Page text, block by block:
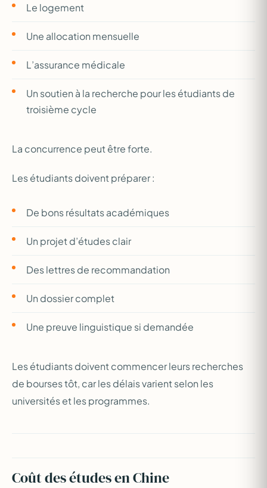
Le logement
Une allocation mensuelle
L’assurance médicale
Un soutien à la recherche pour les étudiants de
troisième cycle
La concurrence peut être forte.
Les étudiants doivent préparer :
De bons résultats académiques
Un projet d’études clair
Des lettres de recommandation
Un dossier complet
Une preuve linguistique si demandée
Les étudiants doivent commencer leurs recherches
de bourses tôt, car les délais varient selon les
universités et les programmes.
Coût des études en Chine